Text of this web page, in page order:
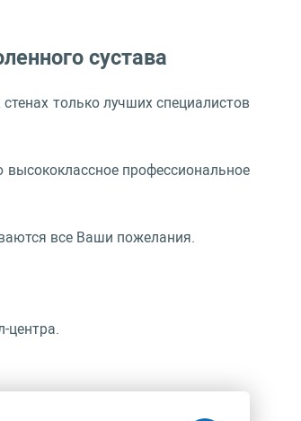
сустава
только лучших специалистов
профессиональное
все Ваши пожелания.
центра.